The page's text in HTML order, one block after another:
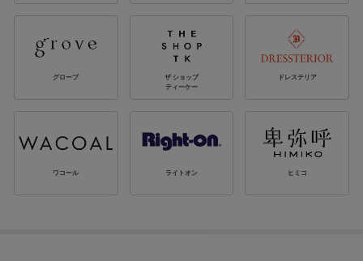
グローブ
ザ ショップ
ティーケー
ドレステリア
ワコール ライトオン ヒミコ